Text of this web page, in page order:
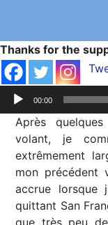
Thanks for the
Lecteur
audio
00:00
Après
volant, je
extrêmement
mon précédent
accrue lorsque
quittant San
que très peu